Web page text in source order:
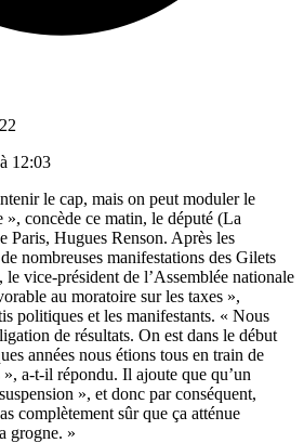
12:03
le cap, mais on peut moduler le
concède ce matin, le député (La
Paris, Hugues Renson. Après les
nombreuses manifestations des Gilets
le vice-président de l’Assemblée nationale
au moratoire sur les taxes »,
politiques et les manifestants. « Nous
de résultats. On est dans le début
années nous étions tous en train de
», a-t-il répondu. Il ajoute que qu’un
», et donc par conséquent,
complètement sûr que ça atténue
grogne. »